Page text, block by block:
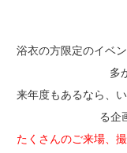
浴衣の方限定のイベ
多
来年度もあるなら、
る企
たくさんのご来場、